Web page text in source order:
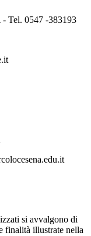
Tel. 0547 -383193
si avvalgono di
finalità illustrate nella